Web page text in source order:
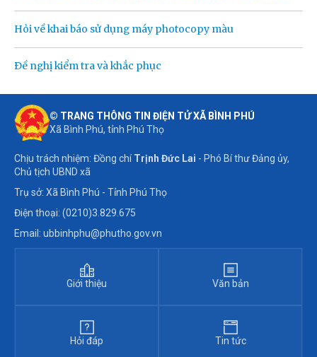
Hỏi về khai báo sử dụng máy photocopy màu
Đề nghị kiểm tra và khắc phục
© TRANG THÔNG TIN ĐIỆN TỬ XÃ BÌNH PHÚ
Xã Bình Phú, tỉnh Phú Thọ
Chịu trách nhiệm: Đồng chíTrịnh Đức Lai - Phó Bí thư Đảng ủy,
Chủ tịch UBND xã
Trụ sở: Xã Bình Phú - Tỉnh Phú Thọ
Điện thoại: (0210)3.829.675
Email: ubbinhphu@phutho.gov.vn
Giới thiệu Văn bản
Hỏi đáp Tin tức